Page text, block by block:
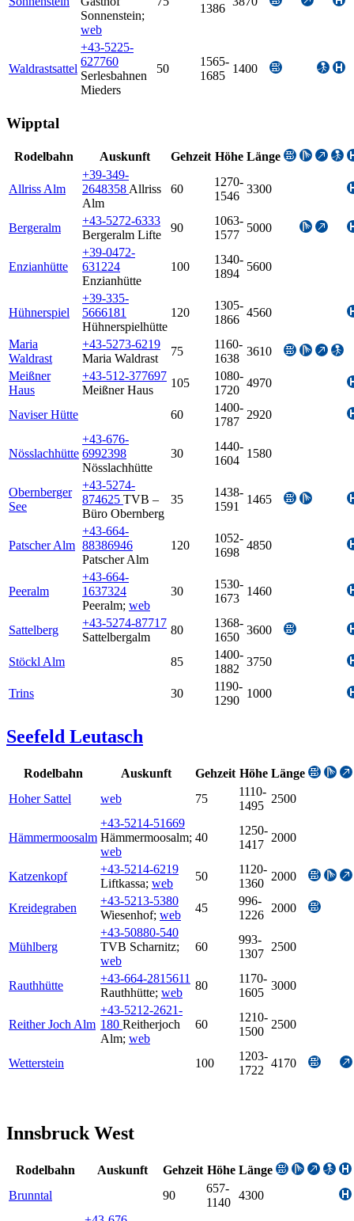
Sonnenstein;
web
1386
Waldrastsattel
+43-5225-
627760
Serlesbahnen
Mieders
50
1565-
1685
1400
Wipptal
Rodelbahn Auskunft Gehzeit Höhe Länge
Allriss Alm
+39-349-
2648358Allriss
Alm
60
1270-
1546
3300
Bergeralm
+43-5272-6333
Bergeralm Lifte
90
1063-
1577
5000
Enzianhütte
+39-0472-
631224
Enzianhütte
100
1340-
1894
5600
Hühnerspiel
+39-335-
5666181
Hühnerspielhütte
120
1305-
1866
4560
Maria
Waldrast
+43-5273-6219
Maria Waldrast
75
1160-
1638
3610
Meißner
Haus
+43-512-377697
Meißner Haus
105
1080-
1720
4970
Naviser Hütte 60
1400-
1787
2920
Nösslachhütte
+43-676-
6992398
Nösslachhütte
30
1440-
1604
1580
Obernberger
See
+43-5274-
874625 TVB –
Büro Obernberg
35
1438-
1591
1465
Patscher Alm
+43-664-
88386946
Patscher Alm
120
1052-
1698
4850
Peeralm
+43-664-
1637324
Peeralm; web
30
1530-
1673
1460
Sattelberg
+43-5274-87717
Sattelbergalm
80
1368-
1650
3600
Stöckl Alm 85
1400-
1882
3750
Trins 30
1190-
1290
1000
Seefeld Leutasch
Rodelbahn Auskunft Gehzeit Höhe Länge
Hoher Sattel
web 75
1110-
1495
2500
Hämmermoosalm
+43-5214-51669
Hämmermoosalm;
web
40
1250-
1417
2000
Katzenkopf
+43-5214-6219
Liftkassa; web
50
1120-
1360
2000
Kreidegraben
+43-5213-5380
Wiesenhof; web
45
996-
1226
2000
Mühlberg
+43-50880-540
TVB Scharnitz;
web
60
993-
1307
2500
Rauthhütte
+43-664-2815611
Rauthhütte; web
80
1170-
1605
3000
Reither Joch Alm
+43-5212-2621-
180 Reitherjoch
Alm; web
60
1210-
1500
2500
Wetterstein 100
1203-
1722
4170
Innsbruck West
Rodelbahn Auskunft Gehzeit Höhe Länge
Brunntal
90
657-
1140
4300